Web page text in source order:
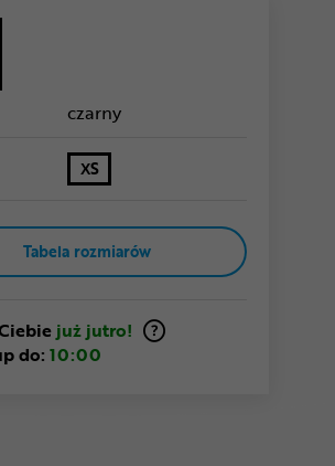
czarny
XS
Tabela rozmiarów
już jutro!
do: 10:00